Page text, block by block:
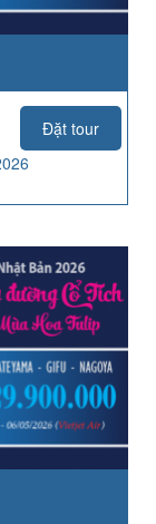
Đặt tour